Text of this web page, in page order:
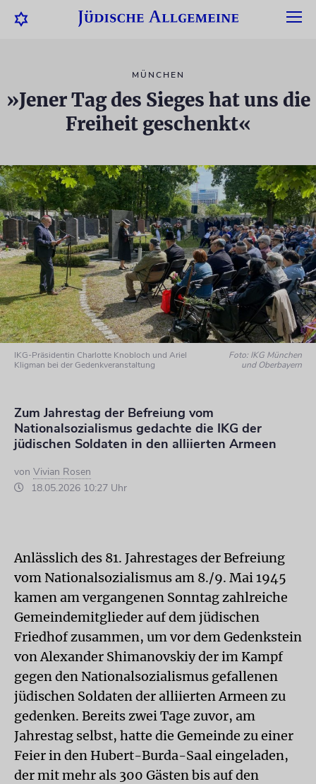
MÜNCHEN
»Jener Tag des Sieges hat uns die
Freiheit geschenkt«
IKG-Präsidentin Charlotte Knobloch und Ariel
Kligman bei der Gedenkveranstaltung
Foto: IKG München
und Oberbayern
Zum Jahrestag der Befreiung vom
Nationalsozialismus gedachte die IKG der
jüdischen Soldaten in den alliierten Armeen
von Vivian Rosen
18.05.2026 10:27 Uhr
Anlässlich des 81. Jahrestages der Befreiung
vom Nationalsozialismus am 8./9. Mai 1945
kamen am vergangenen Sonntag zahlreiche
Gemeindemitglieder auf dem jüdischen
Friedhof zusammen, um vor dem Gedenkstein
von Alexander Shimanov­skiy der im Kampf
gegen den Nationalsozialismus gefallenen
jüdischen Soldaten der alliierten Armeen zu
gedenken. Bereits zwei Tage zuvor, am
Jahrestag selbst, hatte die Gemeinde zu einer
Feier in den Hubert-Burda-Saal eingeladen,
der mit mehr als 300 Gästen bis auf den